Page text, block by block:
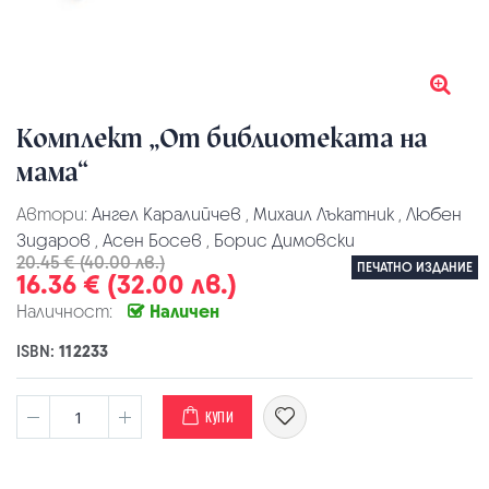
Комплект „От библиотеката на
мама“
Автори: Ангел Каралийчев , Михаил Лъкатник , Любен
Зидаров , Асен Босев , Борис Димовски
20.45 € (40.00 лв.)
16.36 € (32.00 лв.) ПЕЧАТНО ИЗДАНИЕ
Наличност: Наличен
ISBN:112233
КУПИ